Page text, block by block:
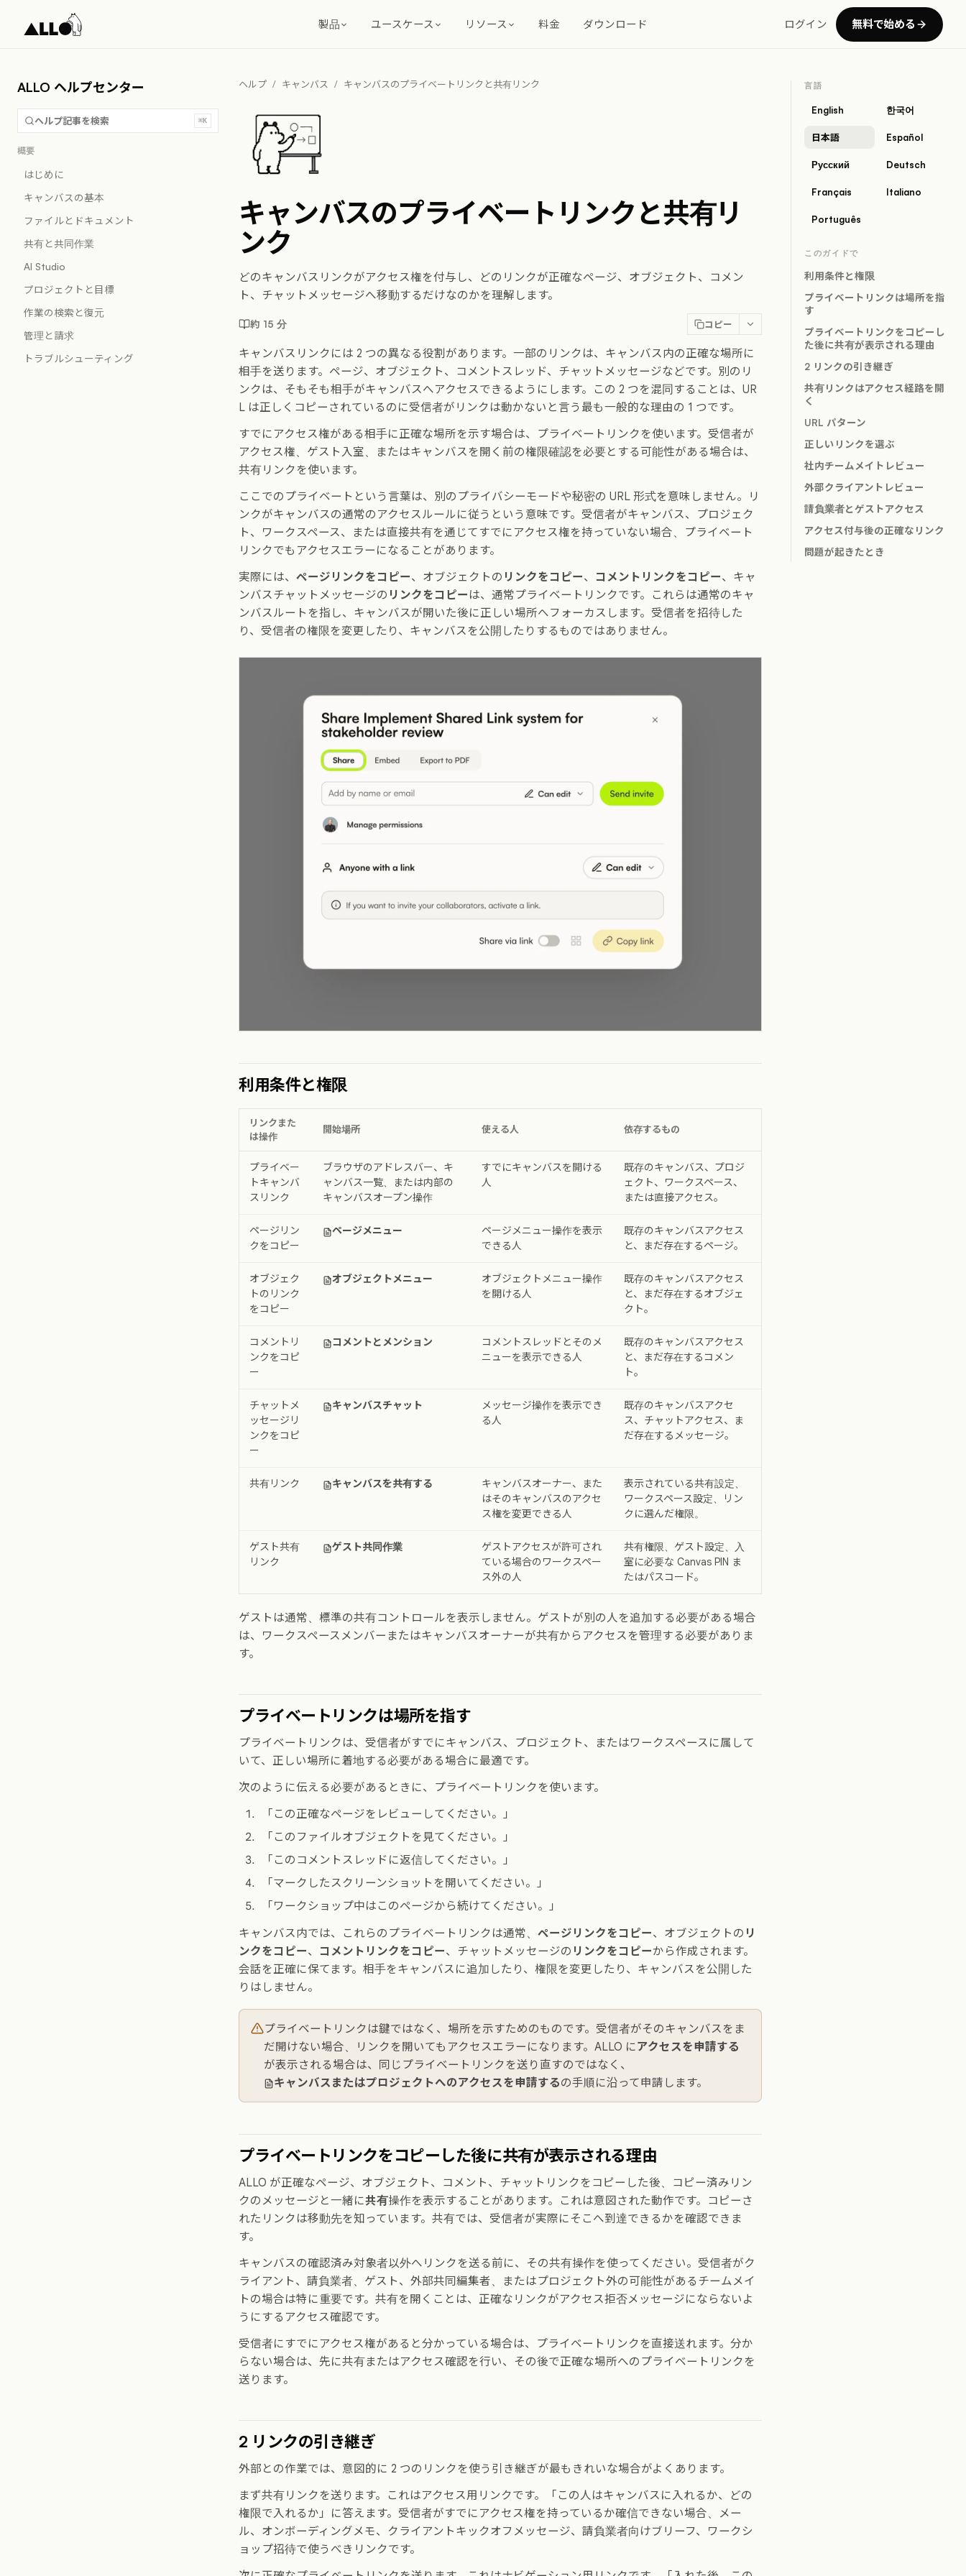
製品 ユースケース リソース 料金 ダウンロード ログイン 無料で始める
ALLO ヘルプセンター
ヘルプ記事を検索 ⌘K
概要
はじめに
キャンバスの基本
ファイルとドキュメント
共有と共同作業
AI Studio
プロジェクトと目標
作業の検索と復元
管理と請求
トラブルシューティング
ヘルプ / キャンバス / キャンバスのプライベートリンクと共有リンク
キャンバスのプライベートリンクと共有リ
ンク
どのキャンバスリンクがアクセス権を付与し、どのリンクが正確なページ、オブジェクト、コメン
ト、チャットメッセージへ移動するだけなのかを理解します。
約 15 分 コピー
キャンバスリンクには 2 つの異なる役割があります。一部のリンクは、キャンバス内の正確な場所に
相手を送ります。ページ、オブジェクト、コメントスレッド、チャットメッセージなどです。別のリ
ンクは、そもそも相手がキャンバスへアクセスできるようにします。この 2 つを混同することは、UR
L は正しくコピーされているのに受信者がリンクは動かないと言う最も一般的な理由の 1 つです。
すでにアクセス権がある相手に正確な場所を示す場合は、プライベートリンクを使います。受信者が
アクセス権、ゲスト入室、またはキャンバスを開く前の権限確認を必要とする可能性がある場合は、
共有リンクを使います。
ここでのプライベートという言葉は、別のプライバシーモードや秘密の URL 形式を意味しません。リ
ンクがキャンバスの通常のアクセスルールに従うという意味です。受信者がキャンバス、プロジェク
ト、ワークスペース、または直接共有を通じてすでにアクセス権を持っていない場合、プライベート
リンクでもアクセスエラーになることがあります。
実際には、 ページリンクをコピー、オブジェクトの リンクをコピー、 コメントリンクをコピー、キャ
ンバスチャットメッセージの リンクをコピー は、通常プライベートリンクです。これらは通常のキャ
ンバスルートを指し、キャンバスが開いた後に正しい場所へフォーカスします。受信者を招待した
り、受信者の権限を変更したり、キャンバスを公開したりするものではありません。
利用条件と権限
リンクまた
は操作
開始場所 使える人 依存するもの
プライベー
トキャンバ
スリンク
ブラウザのアドレスバー、キ
ャンバス一覧、または内部の
キャンバスオープン操作
すでにキャンバスを開ける
人
既存のキャンバス、プロジ
ェクト、ワークスペース、
または直接アクセス。
ページリン
クをコピー
ページメニュー
ページメニュー操作を表示
できる人
既存のキャンバスアクセス
と、まだ存在するページ。
オブジェク
トのリンク
をコピー
オブジェクトメニュー
オブジェクトメニュー操作
を開ける人
既存のキャンバスアクセス
と、まだ存在するオブジェ
クト。
コメントリ
ンクをコピ
ー
コメントとメンション
コメントスレッドとそのメ
ニューを表示できる人
既存のキャンバスアクセス
と、まだ存在するコメン
ト。
チャットメ
ッセージリ
ンクをコピ
ー
キャンバスチャット
メッセージ操作を表示でき
る人
既存のキャンバスアクセ
ス、チャットアクセス、ま
だ存在するメッセージ。
共有リンク キャンバスを共有する
キャンバスオーナー、また
はそのキャンバスのアクセ
ス権を変更できる人
表示されている共有設定、
ワークスペース設定、リン
クに選んだ権限。
ゲスト共有
リンク
ゲスト共同作業
ゲストアクセスが許可され
ている場合のワークスペー
ス外の人
共有権限、ゲスト設定、入
室に必要な Canvas PIN ま
たはパスコード。
ゲストは通常、標準の共有コントロールを表示しません。ゲストが別の人を追加する必要がある場合
は、ワークスペースメンバーまたはキャンバスオーナーが共有からアクセスを管理する必要がありま
す。
プライベートリンクは場所を指す
プライベートリンクは、受信者がすでにキャンバス、プロジェクト、またはワークスペースに属して
いて、正しい場所に着地する必要がある場合に最適です。
次のように伝える必要があるときに、プライベートリンクを使います。
「この正確なページをレビューしてください。」
「このファイルオブジェクトを見てください。」
「このコメントスレッドに返信してください。」
「マークしたスクリーンショットを開いてください。」
「ワークショップ中はこのページから続けてください。」
キャンバス内では、これらのプライベートリンクは通常、 ページリンクをコピー、オブジェクトの リ
ンクをコピー、 コメントリンクをコピー、チャットメッセージの リンクをコピーから作成されます。
会話を正確に保てます。相手をキャンバスに追加したり、権限を変更したり、キャンバスを公開した
りはしません。
プライベートリンクは鍵ではなく、場所を示すためのものです。受信者がそのキャンバスをま
だ開けない場合、リンクを開いてもアクセスエラーになります。ALLO にアクセスを申請する
が表示される場合は、同じプライベートリンクを送り直すのではなく、
キャンバスまたはプロジェクトへのアクセスを申請するの手順に沿って申請します。
プライベートリンクをコピーした後に共有が表示される理由
ALLO が正確なページ、オブジェクト、コメント、チャットリンクをコピーした後、コピー済みリン
クのメッセージと一緒に共有操作を表示することがあります。これは意図された動作です。コピーさ
れたリンクは移動先を知っています。共有では、受信者が実際にそこへ到達できるかを確認できま
す。
キャンバスの確認済み対象者以外へリンクを送る前に、その共有操作を使ってください。受信者がク
ライアント、請負業者、ゲスト、外部共同編集者、またはプロジェクト外の可能性があるチームメイ
トの場合は特に重要です。共有を開くことは、正確なリンクがアクセス拒否メッセージにならないよ
うにするアクセス確認です。
受信者にすでにアクセス権があると分かっている場合は、プライベートリンクを直接送れます。分か
らない場合は、先に共有またはアクセス確認を行い、その後で正確な場所へのプライベートリンクを
送ります。
2 リンクの引き継ぎ
外部との作業では、意図的に 2 つのリンクを使う引き継ぎが最もきれいな場合がよくあります。
まず共有リンクを送ります。これはアクセス用リンクです。「この人はキャンバスに入れるか、どの
権限で入れるか」に答えます。受信者がすでにアクセス権を持っているか確信できない場合、メー
ル、オンボーディングメモ、クライアントキックオフメッセージ、請負業者向けブリーフ、ワークシ
ョップ招待で使うべきリンクです。
言語
English 한국어
日本語 Español
Русский Deutsch
Français Italiano
Português
このガイドで
利用条件と権限
プライベートリンクは場所を指
す
プライベートリンクをコピーし
た後に共有が表示される理由
2 リンクの引き継ぎ
共有リンクはアクセス経路を開
く
URL パターン
正しいリンクを選ぶ
社内チームメイトレビュー
外部クライアントレビュー
請負業者とゲストアクセス
アクセス付与後の正確なリンク
問題が起きたとき